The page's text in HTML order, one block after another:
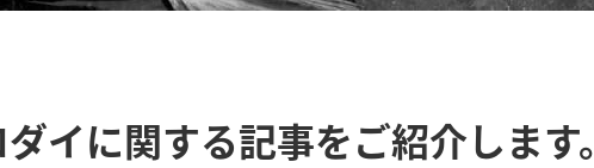
ダイに関する記事をご紹介します。